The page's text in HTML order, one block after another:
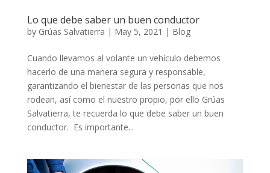
Lo que debe saber un buen conductor
by Grúas Salvatierra | May 5, 2021 | Blog
Cuando llevamos al volante un vehículo debemos
hacerlo de una manera segura y responsable,
garantizando el bienestar de las personas que nos
rodean, así como el nuestro propio, por ello Grúas
Salvatierra, te recuerda lo que debe saber un buen
conductor. Es importante...